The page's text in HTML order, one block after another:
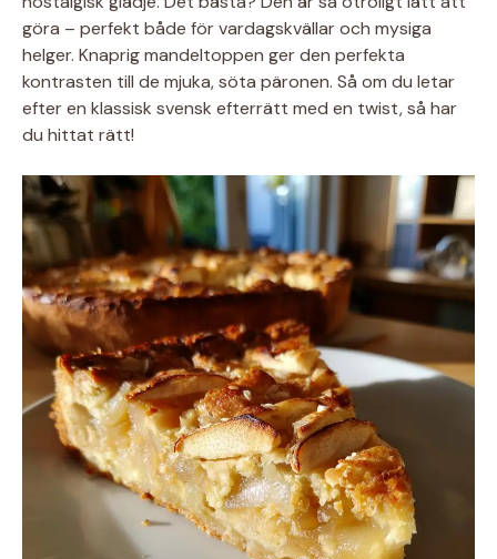
göra – perfekt både för vardagskvällar och mysiga
helger. Knaprig mandeltoppen ger den perfekta
kontrasten till de mjuka, söta päronen. Så om du letar
efter en klassisk svensk efterrätt med en twist, så har
du hittat rätt!